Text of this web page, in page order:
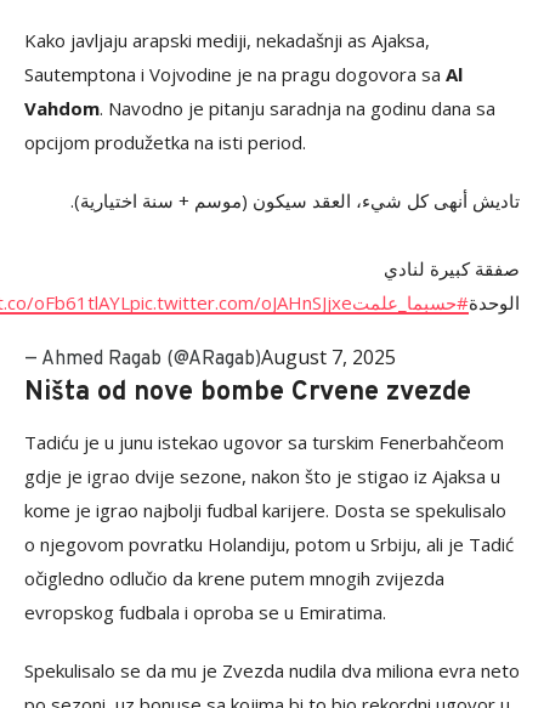
Kako javljaju arapski mediji, nekadašnji as Ajaksa,
Sautemptona i Vojvodine je na pragu dogovora sa Al
Vahdom. Navodno je pitanju saradnja na godinu dana sa
opcijom produžetka na isti period.
تاديش أنهى كل شيء، العقد سيكون (موسم + سنة اختيارية).
صفقة كبيرة لنادي
الوحدة#حسبما_علمت oFb61tlAYL pic.twitter.com/oJAHnSJjxe
— Ahmed Ragab (@ARagab)August 7, 2025
Ništa od nove bombe Crvene zvezde
Tadiću je u junu istekao ugovor sa turskim Fenerbahčeom
gdje je igrao dvije sezone, nakon što je stigao iz Ajaksa u
kome je igrao najbolji fudbal karijere. Dosta se spekulisalo
o njegovom povratku Holandiju, potom u Srbiju, ali je Tadić
očigledno odlučio da krene putem mnogih zvijezda
evropskog fudbala i oproba se u Emiratima.
Spekulisalo se da mu je Zvezda nudila dva miliona evra neto